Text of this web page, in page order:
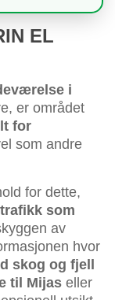
EL
i
er området
for
som andre
for dette,
som
av
hvor
skog og fjell
til Mijas eller